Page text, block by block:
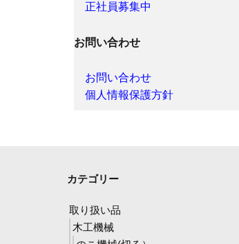
正社員募集中
お問い合わせ
お問い合わせ
個人情報保護方針
カテゴリー
取り扱い品
木工機械